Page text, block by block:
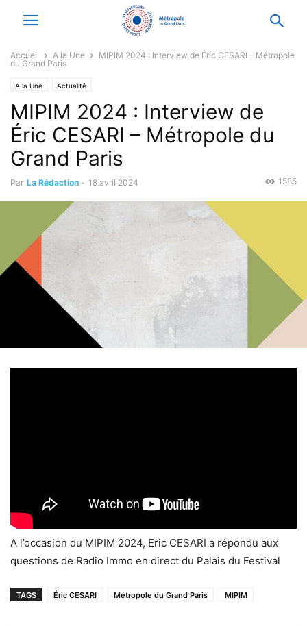
Accueil A la Une
MIPIM 2024 : Interview de Éric CESARI – Métropole
du Grand Paris
A la Une Actualité
MIPIM 2024 : Interview de
Éric CESARI – Métropole du
Grand Paris
Par La Rédaction - 18 avril 2024 1585
A l’occasion du MIPIM 2024, Eric CESARI a répondu aux
questions de Radio Immo en direct du Palais du Festival
TAGS Éric CESARI Métropole du Grand Paris MIPIM